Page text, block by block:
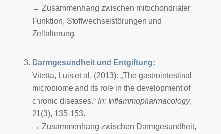
→ Zusammenhang zwischen mitochondrialer
Funktion, Stoffwechselstörungen und
Zellalterung.
Darmgesundheit und Entgiftung:
Vitetta, Luis et al. (2013): „The gastrointestinal
microbiome and its role in the development of
chronic diseases.“ In: Inflammopharmacology,
21(3), 135-153.
→ Zusammenhang zwischen Darmgesundheit,